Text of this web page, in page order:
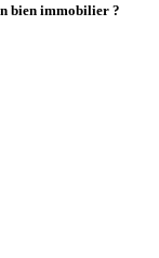
bien immobilier ?